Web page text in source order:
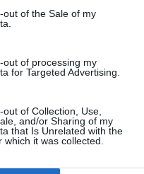
out of the Sale of my
out of processing my
for Targeted Advertising.
of Collection, Use,
and/or Sharing of my
that Is Unrelated with the
which it was collected.
un comentari has d'identificar-te
ets usuari de Lactual.cat, registra't